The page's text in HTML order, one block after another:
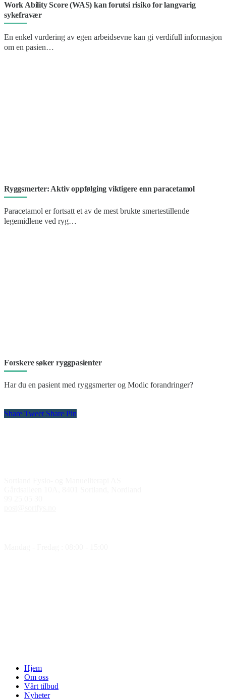
Work Ability Score (WAS) kan forutsi risiko for langvarig
sykefravær
En enkel vurdering av egen arbeidsevne kan gi verdifull informasjon
om en pasien…
Ryggsmerter: Aktiv oppfølging viktigere enn paracetamol
Paracetamol er fortsatt et av de mest brukte smertestillende
legemidlene ved ryg…
Forskere søker ryggpasienter
Har du en pasient med ryggsmerter og Modic forandringer?
Share Tweet Share Pin
Hjem
Om oss
Vårt tilbud
Nyheter